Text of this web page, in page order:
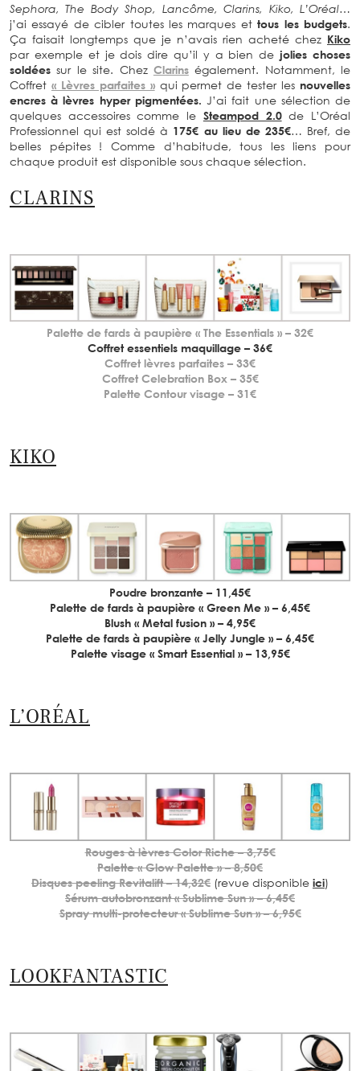
Sephora, The Body Shop, Lancôme, Clarins, Kiko, L’Oréal…
j’ai essayé de cibler toutes les marques ettous les budgets.
Ça faisait longtemps que je n’avais rien acheté chez Kiko
par exemple et je dois dire qu’il y a bien dejolies choses
soldées sur le site. Chez Clarinségalement. Notamment, le
Coffret « Lèvres parfaites »qui permet de tester les nouvelles
encres à lèvres hyper pigmentées. J’ai fait une sélection de
quelques accessoires comme le Steampod 2.0de L’Oréal
Professionnel qui est soldé à 175€ au lieu de 235€… Bref, de
belles pépites ! Comme d’habitude, tous les liens pour
chaque produit est disponible sous chaque sélection.
CLARINS
Palette de fards à paupière « The Essentials » – 32€
Coffret essentiels maquillage – 36€
Coffret lèvres parfaites – 33€
Coffret Celebration Box – 35€
Palette Contour visage – 31€
KIKO
Poudre bronzante – 11,45€
Palette de fards à paupière « Green Me » – 6,45€
Blush « Metal fusion » – 4,95€
Palette de fards à paupière « Jelly Jungle » – 6,45€
Palette visage « Smart Essential » – 13,95€
L’ORÉAL
Rouges à lèvres Color Riche – 3,75€
Palette « Glow Palette » – 8,50€
Disques peeling Revitalift – 14,32€ (revue disponible ici)
Sérum autobronzant « Sublime Sun » – 6,45€
Spray multi-protecteur « Sublime Sun » – 6,95€
LOOKFANTASTIC